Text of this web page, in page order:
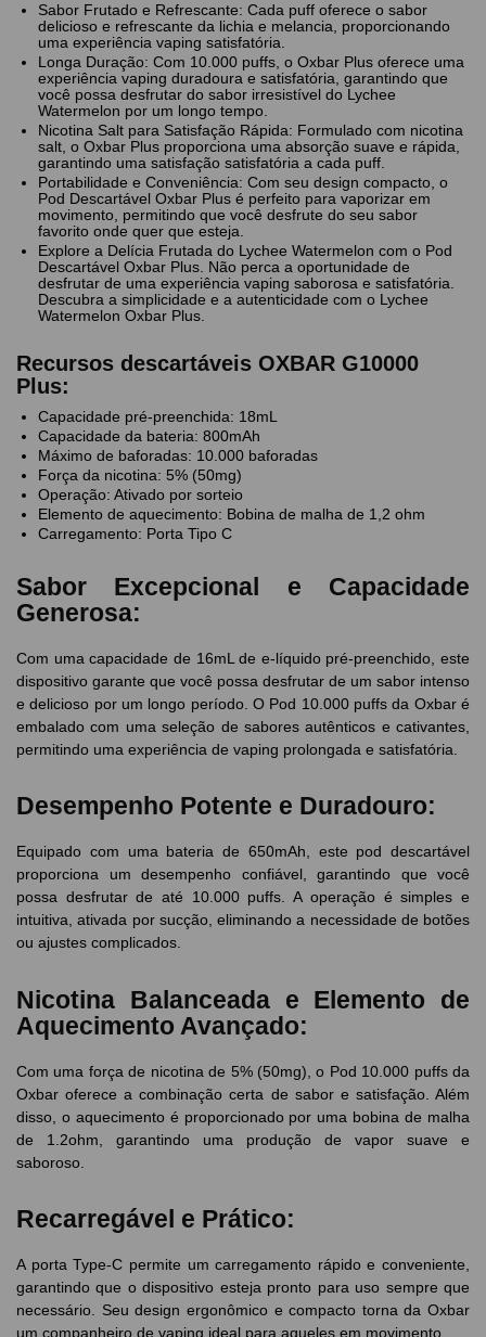
Sabor Frutado e Refrescante: Cada puff oferece o sabor
delicioso e refrescante da lichia e melancia, proporcionando
uma experiência vaping satisfatória.
Longa Duração: Com 10.000 puffs, o Oxbar Plus oferece uma
experiência vaping duradoura e satisfatória, garantindo que
você possa desfrutar do sabor irresistível do Lychee
Watermelon por um longo tempo.
Nicotina Salt para Satisfação Rápida: Formulado com nicotina
salt, o Oxbar Plus proporciona uma absorção suave e rápida,
garantindo uma satisfação satisfatória a cada puff.
Portabilidade e Conveniência: Com seu design compacto, o
Pod Descartável Oxbar Plus é perfeito para vaporizar em
movimento, permitindo que você desfrute do seu sabor
favorito onde quer que esteja.
Explore a Delícia Frutada do Lychee Watermelon com o Pod
Descartável Oxbar Plus. Não perca a oportunidade de
desfrutar de uma experiência vaping saborosa e satisfatória.
Descubra a simplicidade e a autenticidade com o Lychee
Watermelon Oxbar Plus.
Recursos descartáveis ​​OXBAR G10000
Plus:
Capacidade pré-preenchida: 18mL
Capacidade da bateria: 800mAh
Máximo de baforadas: 10.000 baforadas
Força da nicotina: 5% (50mg)
Operação: Ativado por sorteio
Elemento de aquecimento: Bobina de malha de 1,2 ohm
Carregamento: Porta Tipo C
Sabor Excepcional e Capacidade
Generosa:
Com uma capacidade de 16mL de e-líquido pré-preenchido, este
dispositivo garante que você possa desfrutar de um sabor intenso
e delicioso por um longo período. O Pod 10.000 puffs da Oxbar é
embalado com uma seleção de sabores autênticos e cativantes,
permitindo uma experiência de vaping prolongada e satisfatória.
Desempenho Potente e Duradouro:
Equipado com uma bateria de 650mAh, este pod descartável
proporciona um desempenho confiável, garantindo que você
possa desfrutar de até 10.000 puffs. A operação é simples e
intuitiva, ativada por sucção, eliminando a necessidade de botões
ou ajustes complicados.
Nicotina Balanceada e Elemento de
Aquecimento Avançado:
Com uma força de nicotina de 5% (50mg), o Pod 10.000 puffs da
Oxbar oferece a combinação certa de sabor e satisfação. Além
disso, o aquecimento é proporcionado por uma bobina de malha
de 1.2ohm, garantindo uma produção de vapor suave e
saboroso.
Recarregável e Prático:
A porta Type-C permite um carregamento rápido e conveniente,
garantindo que o dispositivo esteja pronto para uso sempre que
necessário. Seu design ergonômico e compacto torna da Oxbar
um companheiro de vaping ideal para aqueles em movimento.